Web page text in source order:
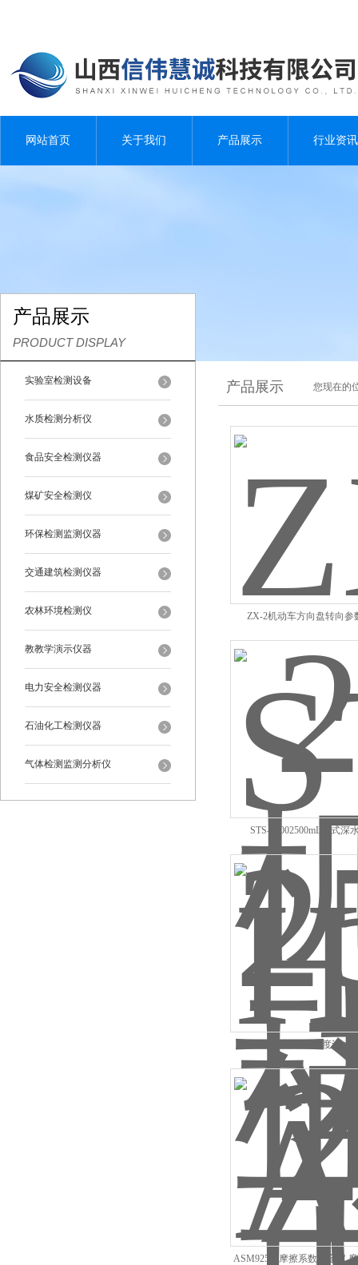
网站首页 关于我们 产品展示 行业资讯
产品展示
PRODUCT DISPLAY
实验室检测设备
水质检测分析仪
食品安全检测仪器
煤矿安全检测仪
环保检测监测仪器
交通建筑检测仪器
农林环境检测仪
教教学演示仪器
电力安全检测仪器
石油化工检测仪器
气体检测监测分析仪
产品展示 您现在的
ZX-2机动车方向盘转向参
STS-25002500mL桶式深
HEY-2指针果品硬度计 水
ASM925静摩擦系数测定仪